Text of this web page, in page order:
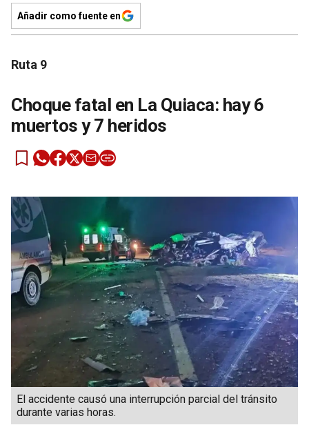
Añadir como fuente en
Ruta 9
Choque fatal en La Quiaca: hay 6
muertos y 7 heridos
El accidente causó una interrupción parcial del tránsito
durante varias horas.